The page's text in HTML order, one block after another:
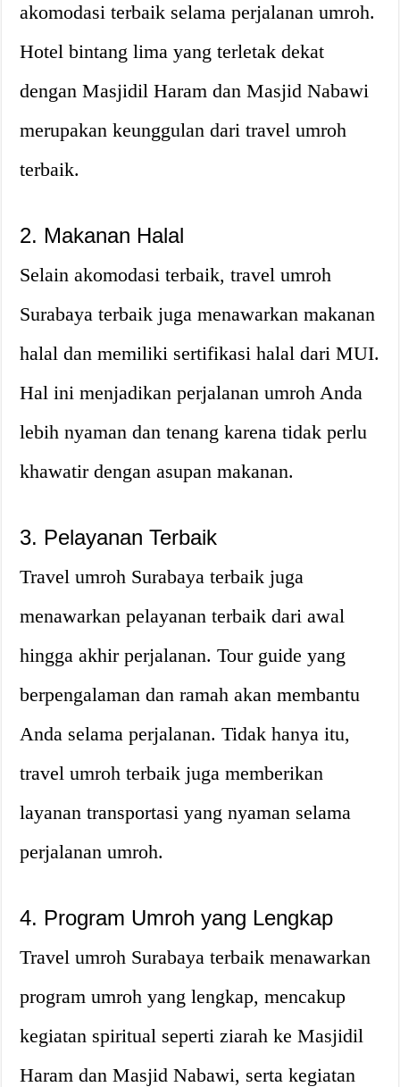
akomodasi terbaik selama perjalanan umroh.
Hotel bintang lima yang terletak dekat
dengan Masjidil Haram dan Masjid Nabawi
merupakan keunggulan dari travel umroh
terbaik.
2. Makanan Halal
Selain akomodasi terbaik, travel umroh
Surabaya terbaik juga menawarkan makanan
halal dan memiliki sertifikasi halal dari MUI.
Hal ini menjadikan perjalanan umroh Anda
lebih nyaman dan tenang karena tidak perlu
khawatir dengan asupan makanan.
3. Pelayanan Terbaik
Travel umroh Surabaya terbaik juga
menawarkan pelayanan terbaik dari awal
hingga akhir perjalanan. Tour guide yang
berpengalaman dan ramah akan membantu
Anda selama perjalanan. Tidak hanya itu,
travel umroh terbaik juga memberikan
layanan transportasi yang nyaman selama
perjalanan umroh.
4. Program Umroh yang Lengkap
Travel umroh Surabaya terbaik menawarkan
program umroh yang lengkap, mencakup
kegiatan spiritual seperti ziarah ke Masjidil
Haram dan Masjid Nabawi, serta kegiatan